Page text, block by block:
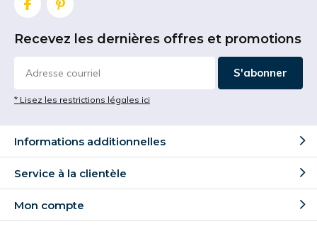
Recevez les dernières offres et promotions
S'abonner
* Lisez les restrictions légales ici
Informations additionnelles
Service à la clientèle
Mon compte